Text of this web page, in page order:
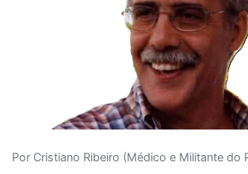
Por Cristiano Ribeiro (Médico e Militante do